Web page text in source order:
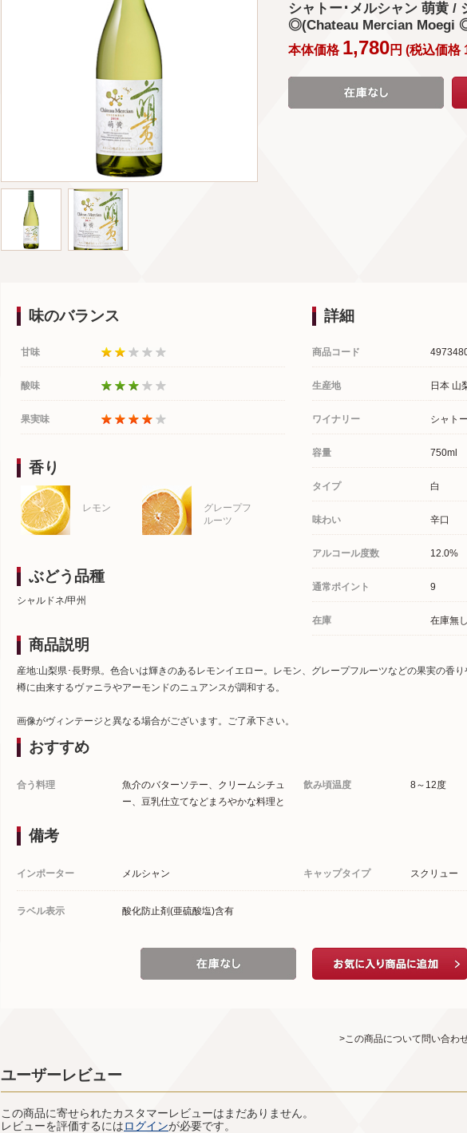
シャトー･メルシャン 萌黄 /
◎(Chateau Mercian Moegi
本体価格 1,780円 (税込価格
詳細
商品コード
生産地 日本 山
ワイナリー シャト
容量 750ml
タイプ 白
味わい 辛口
アルコール度数 12.0%
通常ポイント 9
在庫 在庫無し
味のバランス
甘味
酸味
果実味
香り
レモン
グレープフ
ルーツ
ぶどう品種
シャルドネ/甲州
商品説明
産地:山梨県･長野県。色合いは輝きのあるレモンイエロー。レモン、グレープフルーツなどの果実の香
樽に由来するヴァニラやアーモンドのニュアンスが調和する。
画像がヴィンテージと異なる場合がございます。ご了承下さい。
おすすめ
合う料理
魚介のバターソテー、クリームシチュ
ー、豆乳仕立てなどまろやかな料理と
飲み頃温度 8～12度
備考
インポーター メルシャン キャップタイプ スクリュー
ラベル表示 酸化防止剤(亜硫酸塩)含有
>この商品について問い合わ
ユーザーレビュー
この商品に寄せられたカスタマーレビューはまだありません。
レビューを評価するにはログインが必要です。